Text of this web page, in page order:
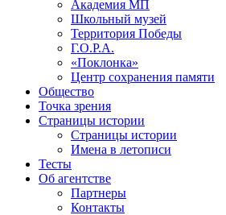
Академия МП
Школьный музей
Территория Победы
Г.О.Р.А.
«Поклонка»
Центр сохранения памяти
Общество
Точка зрения
Страницы истории
Страницы истории
Имена в летописи
Тесты
Об агентстве
Партнеры
Контакты